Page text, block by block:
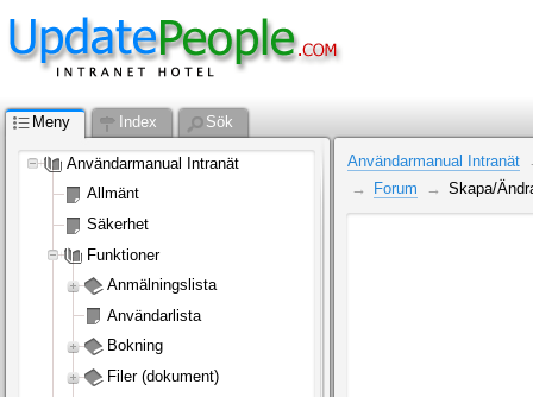
Meny Index Sök
Användarmanual Intranät
Allmänt
Säkerhet
Funktioner
Anmälningslista
Användarlista
Bokning
Filer (dokument)
Användarmanual Intranät
Forum
Skapa/